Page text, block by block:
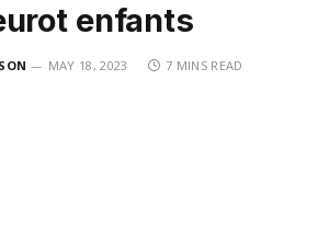
enfants
MAY 18, 2023 7 MINS READ